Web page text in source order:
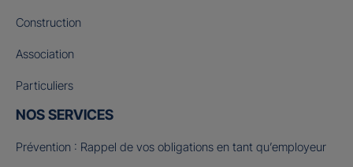
Construction
Association
Particuliers
NOS SERVICES
Prévention : Rappel de vos obligations en tant qu’employeur